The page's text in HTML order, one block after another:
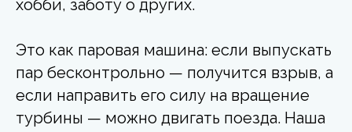
хобби, заботу о других.
Это как паровая машина: если выпускать
пар бесконтрольно — получится взрыв, а
если направить его силу на вращение
турбины — можно двигать поезда. Наша